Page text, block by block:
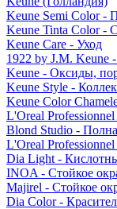
Keune Semi Color -
Keune Tinta Color -
Keune Care - Уход
1922 by J.M. Keune
Keune - Оксиды,
Keune Style -
Keune Color
L'Oreal
Blond Studio -
L'Oreal
Dia Light -
INOA - Стойкое
Majirel - Стойкое
Dia Color -